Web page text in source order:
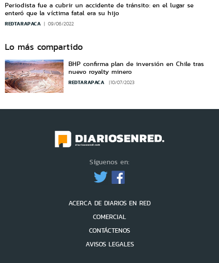
Periodista fue a cubrir un accidente de tránsito: en el lugar se
enteró que la víctima fatal era su hijo
REDTARAPACA 09/06/2022
Lo más compartido
BHP confirma plan de inversión en Chile tras
nuevo royalty minero
REDTARAPACA 10/07/2023
Síguenos en:
ACERCA DE DIARIOS EN RED
COMERCIAL
CONTÁCTENOS
AVISOS LEGALES